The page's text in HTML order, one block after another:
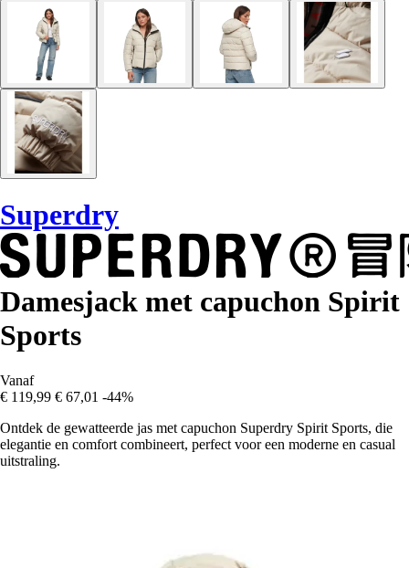
Superdry
Damesjack met capuchon Spirit
Sports
Vanaf
€ 119,99 € 67,01 -44%
Ontdek de gewatteerde jas met capuchon Superdry Spirit Sports, die
elegantie en comfort combineert, perfect voor een moderne en casual
uitstraling.